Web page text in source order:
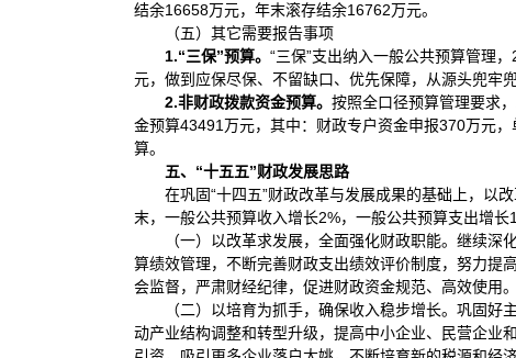
结余16658万元，年末滚存结余16762万元。
（五）其它需要报告事项
1.“三保”预算。 “三保”支出纳入一般公共预算管理
元，做到应保尽保、不留缺口、优先保障，从源头兜牢兜
2.非财政拨款资金预算。 按照全口径预算管理要求
金预算43491万元，其中：财政专户资金申报370万元
算。
五、“十五五”财政发展思路
在巩固“十四五”财政改革与发展成果的基础上，以
末，一般公共预算收入增长2%，一般公共预算支出增长
（一）以改革求发展，全面强化财政职能。继续
算绩效管理，不断完善财政支出绩效评价制度，努力提
会监督，严肃财经纪律，促进财政资金规范、高效使用。
（二）以培育为抓手，确保收入稳步增长。巩固
动产业结构调整和转型升级，提高中小企业、民营企业